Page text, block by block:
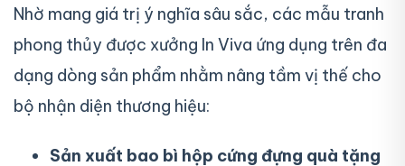
Nhờ mang giá trị ý nghĩa sâu sắc, các mẫu tranh
phong thủy được xưởng In Viva ứng dụng trên đa
dạng dòng sản phẩm nhằm nâng tầm vị thế cho
bộ nhận diện thương hiệu:
Sản xuất bao bì hộp cứng đựng quà tặng